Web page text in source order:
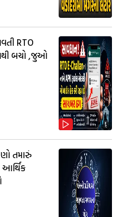
RTO
બચો ,જુઓ
તમારું